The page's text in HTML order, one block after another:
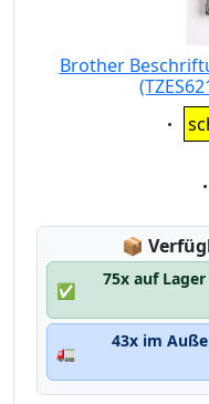
Brother
📦
✅
75x auf
🚛
43x im